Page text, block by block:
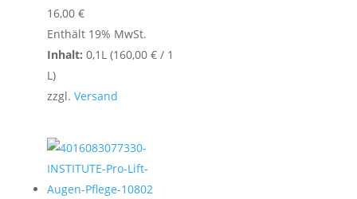
16,00 €
Enthält 19% MwSt.
Inhalt: 0,1L (160,00 €/ 1
L)
zzgl. Versand